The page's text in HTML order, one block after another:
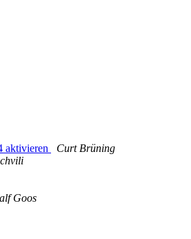
aktivieren
Curt Brüning
Goos